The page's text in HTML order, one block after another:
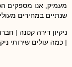
מעמיק, אנו מספקים
שנתיים במחירים
ניקיון דירה קטנה |
| כמה עולים שירותי